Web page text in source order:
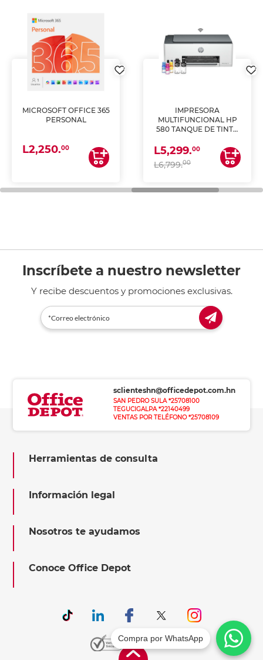
MICROSOFT OFFICE 365
PERSONAL
L2,250.00
IMPRESORA
MULTIFUNCIONAL HP
580 TANQUE DE TINTA
ESCANEA)
L5,299.00
L6,799.00
Inscríbete a nuestro newsletter
Y recibe descuentos y promociones exclusivas.
sclienteshn@officedepot.com.hn
SAN PEDRO SULA *25708100
TEGUCIGALPA *22140499
VENTAS POR TELÉFONO *25708109
Herramientas de consulta
Información legal
Nosotros te ayudamos
Conoce Office Depot
Compra por WhatsApp